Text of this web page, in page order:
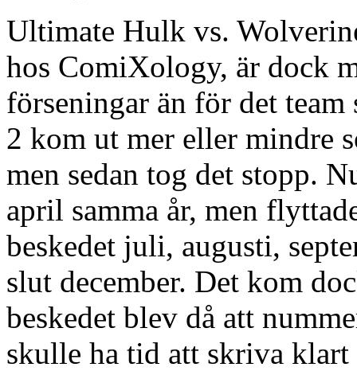
Ultimate Hulk vs.
hos ComiXology, är dock
förseningar än för det
2 kom ut mer eller mindre
men sedan tog det stopp.
april samma år, men
beskedet juli, augusti,
slut december. Det kom
beskedet blev då att
skulle ha tid att skriva klart